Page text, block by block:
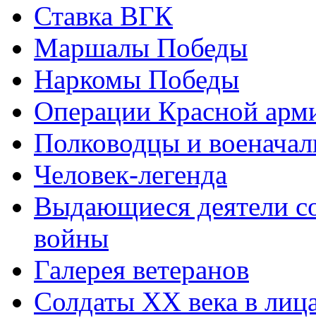
Ставка ВГК
Маршалы Победы
Наркомы Победы
Операции Красной
Полководцы и
Человек-легенда
Выдающиеся деятели
войны
Галерея ветеранов
Солдаты XX века в